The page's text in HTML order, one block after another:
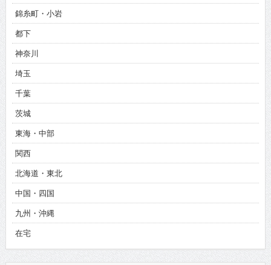
錦糸町・小岩
都下
神奈川
埼玉
千葉
茨城
東海・中部
関西
北海道・東北
中国・四国
九州・沖縄
在宅